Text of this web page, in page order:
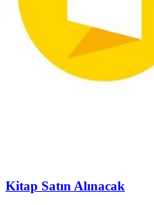
Kitap Satın Alınacak